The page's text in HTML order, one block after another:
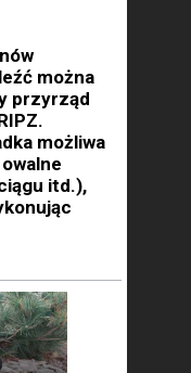
można
przyrząd
możliwa
itd.),